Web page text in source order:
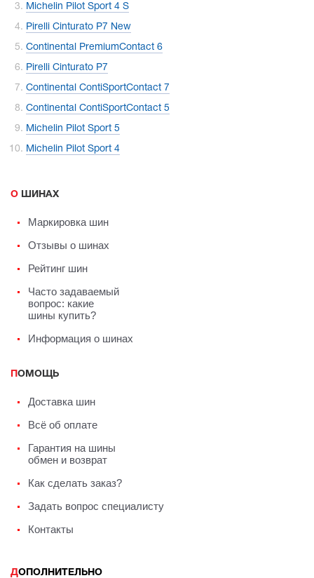
Michelin Pilot Sport 4 S
Pirelli Cinturato P7 New
Continental PremiumContact 6
Pirelli Cinturato P7
Continental ContiSportContact 7
Continental ContiSportContact 5
Michelin Pilot Sport 5
Michelin Pilot Sport 4
О ШИНАХ
Маркировка шин
Отзывы о шинах
Рейтинг шин
Часто задаваемый
вопрос: какие
шины купить?
Информация о шинах
ПОМОЩЬ
Доставка шин
Всё об оплате
Гарантия на шины
обмен и возврат
Как сделать заказ?
Задать вопрос специалисту
Контакты
ДОПОЛНИТЕЛЬНО